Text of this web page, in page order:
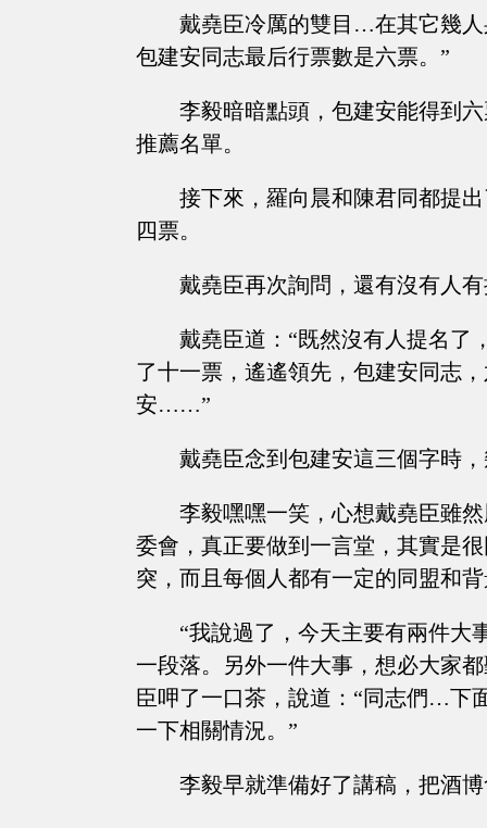
戴堯臣冷厲的雙目…在其它幾
包建安同志最后行票數是六票。”
李毅暗暗點頭，包建安能得到
推薦名單。
接下來，羅向晨和陳君同都提
四票。
戴堯臣再次詢問，還有沒有人
戴堯臣道：“既然沒有人提名了
了十一票，遙遙領先，包建安同
安……”
戴堯臣念到包建安這三個字時
李毅嘿嘿一笑，心想戴堯臣雖
委會，真正要做到一言堂，其實是
突，而且每個人都有一定的同盟和
“我說過了，今天主要有兩件大
一段落。另外一件大事，想必大家
臣呷了一口茶，說道：“同志們…下
一下相關情況。”
李毅早就準備好了講稿，把酒